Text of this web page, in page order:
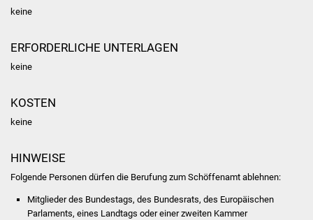
Stadtarchiv
keine
ERFORDERLICHE UNTERLAGEN
keine
KOSTEN
keine
HINWEISE
Folgende Personen dürfen die Berufung zum Schöffenamt ablehnen:
Mitglieder des Bundestags, des Bundesrats, des Europäischen
Parlaments, eines Landtags oder einer zweiten Kammer